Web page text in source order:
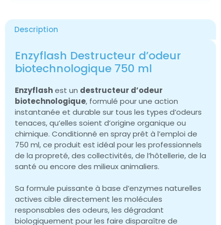
Description
Enzyflash Destructeur d’odeur
biotechnologique 750 ml
Enzyflashest un destructeur d’odeur
biotechnologique, formulé pour une action
instantanée et durable sur tous les types d’odeurs
tenaces, qu’elles soient d’origine organique ou
chimique. Conditionné en spray prêt à l’emploi de
750 ml, ce produit est idéal pour les professionnels
de la propreté, des collectivités, de l’hôtellerie, de la
santé ou encore des milieux animaliers.
Sa formule puissante à base d’enzymes naturelles
actives cible directement les molécules
responsables des odeurs, les dégradant
biologiquement pour les faire disparaître de